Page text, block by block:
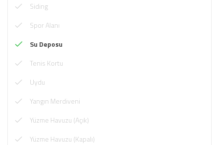
Siding
Spor Alanı
Su Deposu
Tenis Kortu
Uydu
Yangın Merdiveni
Yüzme Havuzu (Açık)
Yüzme Havuzu (Kapalı)